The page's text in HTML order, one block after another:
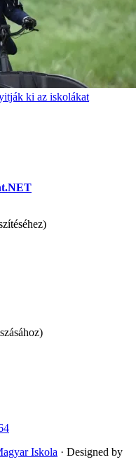
ki az iskolákat
Iskola · Designed by